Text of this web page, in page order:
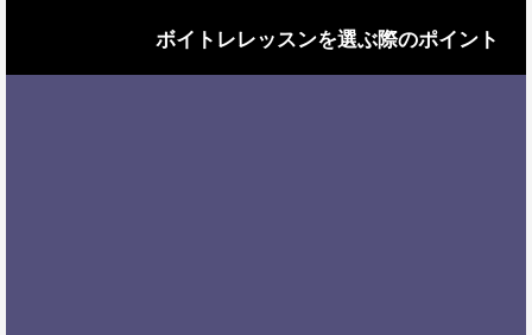
ボイトレレッスンを選ぶ際のポイント